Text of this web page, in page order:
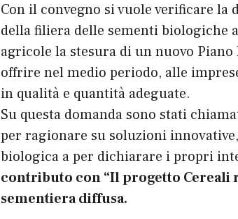
Con il convegno si vuole verificare
della filiera delle sementi biologiche
agricole la stesura di un nuovo
offrire nel medio periodo, alle
in qualità e quantità adeguate.
Su questa domanda sono stati
per ragionare su soluzioni
biologica a per dichiarare i propri
contributo con “Il progetto Cereali
sementiera diffusa.